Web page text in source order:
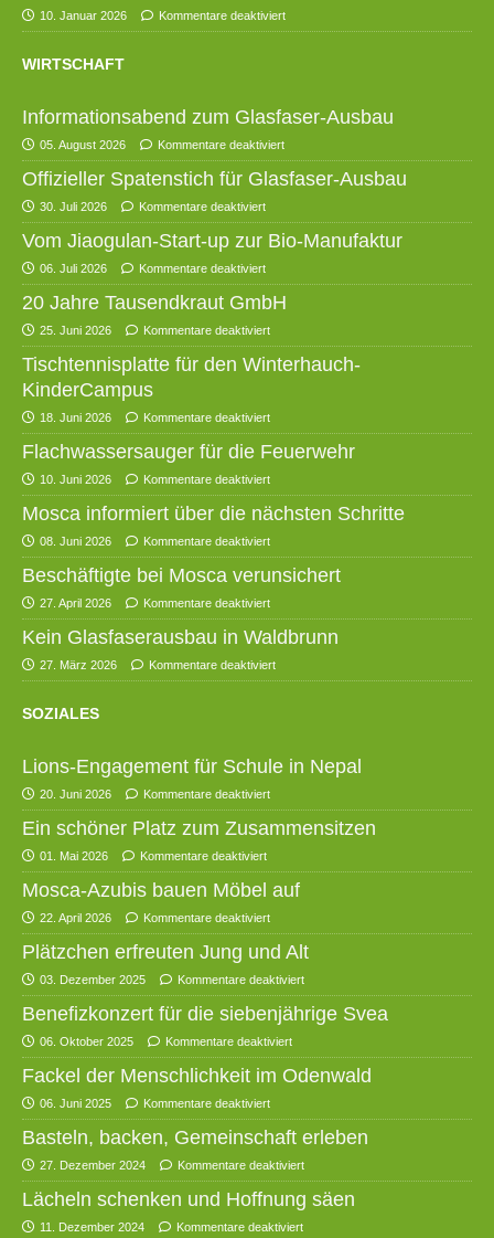
10. Januar 2026 Kommentare deaktiviert
WIRTSCHAFT
Informationsabend zum Glasfaser-Ausbau
05. August 2026 Kommentare deaktiviert
Offizieller Spatenstich für Glasfaser-Ausbau
30. Juli 2026 Kommentare deaktiviert
Vom Jiaogulan-Start-up zur Bio-Manufaktur
06. Juli 2026 Kommentare deaktiviert
20 Jahre Tausendkraut GmbH
25. Juni 2026 Kommentare deaktiviert
Tischtennisplatte für den Winterhauch-
KinderCampus
18. Juni 2026 Kommentare deaktiviert
Flachwassersauger für die Feuerwehr
10. Juni 2026 Kommentare deaktiviert
Mosca informiert über die nächsten Schritte
08. Juni 2026 Kommentare deaktiviert
Beschäftigte bei Mosca verunsichert
27. April 2026 Kommentare deaktiviert
Kein Glasfaserausbau in Waldbrunn
27. März 2026 Kommentare deaktiviert
SOZIALES
Lions-Engagement für Schule in Nepal
20. Juni 2026 Kommentare deaktiviert
Ein schöner Platz zum Zusammensitzen
01. Mai 2026 Kommentare deaktiviert
Mosca-Azubis bauen Möbel auf
22. April 2026 Kommentare deaktiviert
Plätzchen erfreuten Jung und Alt
03. Dezember 2025 Kommentare deaktiviert
Benefizkonzert für die siebenjährige Svea
06. Oktober 2025 Kommentare deaktiviert
Fackel der Menschlichkeit im Odenwald
06. Juni 2025 Kommentare deaktiviert
Basteln, backen, Gemeinschaft erleben
27. Dezember 2024 Kommentare deaktiviert
Lächeln schenken und Hoffnung säen
11. Dezember 2024 Kommentare deaktiviert